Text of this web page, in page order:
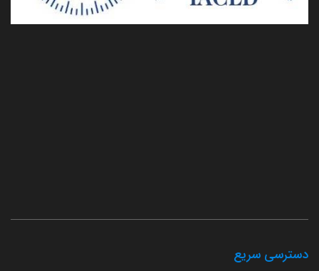
دسترسی سریع